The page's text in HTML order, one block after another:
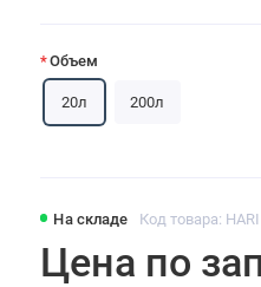
На складе Код товара:
Цена по
Объем
20л 200л